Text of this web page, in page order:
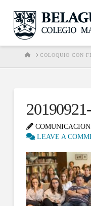
HOMECOLOQUIO CON
LEAVE A